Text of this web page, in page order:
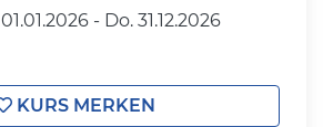
01.01.2026 - Do. 31.12.2026
KURS MERKEN